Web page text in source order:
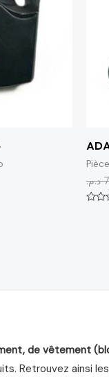
د.م.
de vêtement
ainsi les